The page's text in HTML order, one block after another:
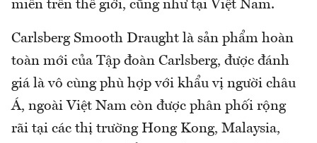
miền trên thế giới, cũng như tại Việt Nam.
Carlsberg Smooth Draught là sản phẩm hoàn
toàn mới của Tập đoàn Carlsberg, được đánh
giá là vô cùng phù hợp với khẩu vị người châu
Á, ngoài Việt Nam còn được phân phối rộng
rãi tại các thị trường Hong Kong, Malaysia,